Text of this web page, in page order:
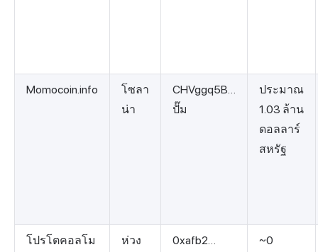
Momocoin.info
โซลา
น่า
CHVggq5B…
ปั๊ม
ประมาณ
1.03 ล้าน
ดอลลาร์
สหรัฐ
โปรโตคอลโม
ห่วง
0xafb2…
~0